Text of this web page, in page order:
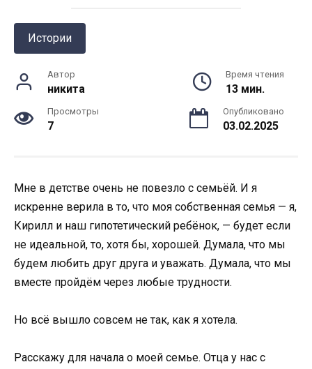
Истории
Автор
никита
Время чтения
13 мин.
Просмотры
7
Опубликовано
03.02.2025
Мне в детстве очень не повезло с семьёй. И я
искренне верила в то, что моя собственная семья — я,
Кирилл и наш гипотетический ребёнок, — будет если
не идеальной, то, хотя бы, хорошей. Думала, что мы
будем любить друг друга и уважать. Думала, что мы
вместе пройдём через любые трудности.
Но всё вышло совсем не так, как я хотела.
Расскажу для начала о моей семье. Отца у нас с